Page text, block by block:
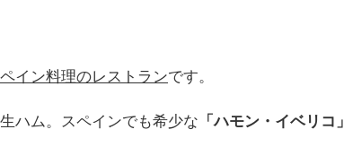
イン料理のレストランです。
ハム。スペインでも希少な 「ハモン・イベリコ」